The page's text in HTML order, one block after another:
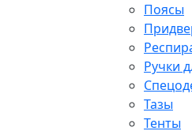
Поясы
Ручки
Тазы
Тенты